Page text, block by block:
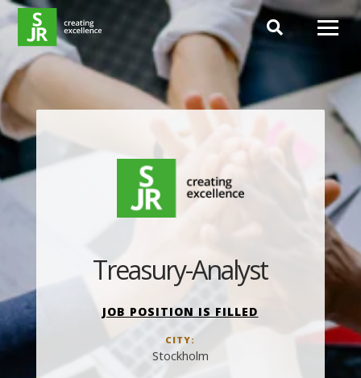
Hoppa till innehåll
JOB POSITION IS FILLED
CITY:
Stockholm
Treasury-Analyst